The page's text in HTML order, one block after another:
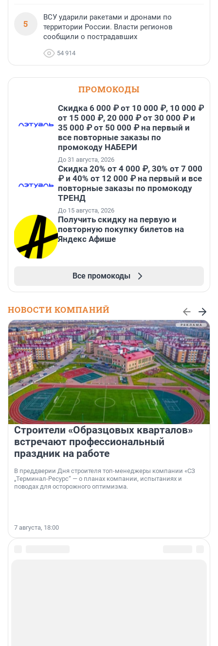
5
ВСУ ударили ракетами и дронами по
территории России. Власти регионов
сообщили о пострадавших
54 914
ПРОМОКОДЫ
Скидка 6 000 ₽ от 10 000 ₽, 10 000 ₽
от 15 000 ₽, 20 000 ₽ от 30 000 ₽ и
35 000 ₽ от 50 000 ₽ на первый и
все повторные заказы по
промокоду НАБЕРИ
До 31 августа, 2026
Скидка 20% от 4 000 ₽, 30% от 7 000
₽ и 40% от 12 000 ₽ на первый и все
повторные заказы по промокоду
ТРЕНД
До 15 августа, 2026
Получить скидку на первую и
повторную покупку билетов на
Яндекс Афише
Все промокоды
НОВОСТИ КОМПАНИЙ
Строители «Образцовых кварталов»
встречают профессиональный
праздник на работе
В преддверии Дня строителя топ-менеджеры компании «СЗ
„Терминал-Ресурс“ — о планах компании, испытаниях и
поводах для осторожного оптимизма.
7 августа, 18:00